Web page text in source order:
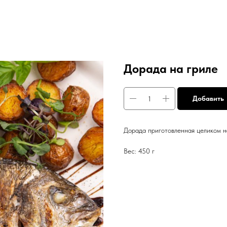
Дорада на гриле
Добавить
Дорада приготовленная целиком
Вес: 450 г